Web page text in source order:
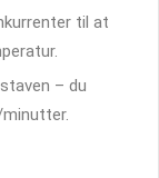
til at
– du